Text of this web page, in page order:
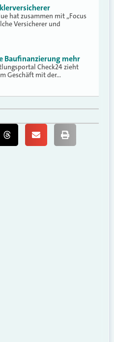
hat zusammen mit „Focus
Versicherer und
Baufinanzierung mehr
Check24 zieht
Geschäft mit der…